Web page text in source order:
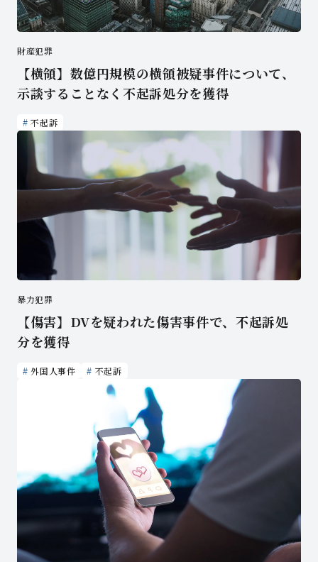
財産犯罪
【横領】数億円規模の横領被疑事件について、
示談することなく不起訴処分を獲得
不起訴
暴力犯罪
【傷害】DVを疑われた傷害事件で、不起訴処
分を獲得
外国人事件 不起訴